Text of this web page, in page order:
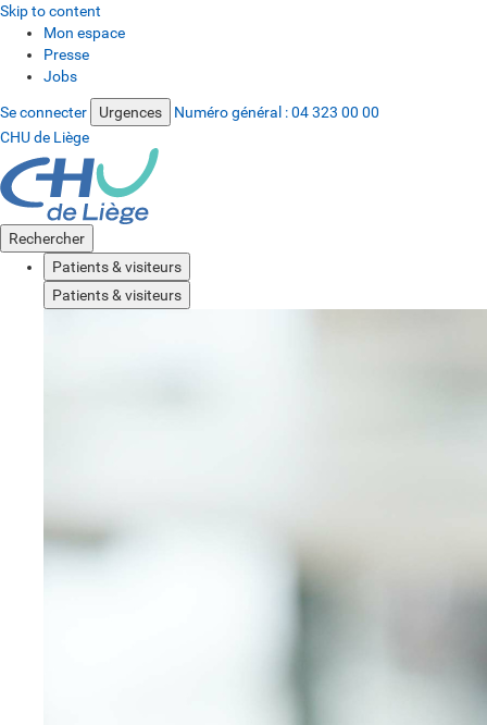
Skip to content
Mon espace
Presse
Jobs
Se connecter Urgences Numéro général :04 323 00 00
CHU de Liège
Rechercher
Patients & visiteurs
Patients & visiteurs